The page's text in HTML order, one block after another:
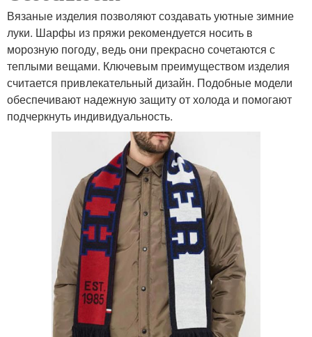
Вязаные изделия позволяют создавать уютные зимние
луки. Шарфы из пряжи рекомендуется носить в
морозную погоду, ведь они прекрасно сочетаются с
теплыми вещами. Ключевым преимуществом изделия
считается привлекательный дизайн. Подобные модели
обеспечивают надежную защиту от холода и помогают
подчеркнуть индивидуальность.